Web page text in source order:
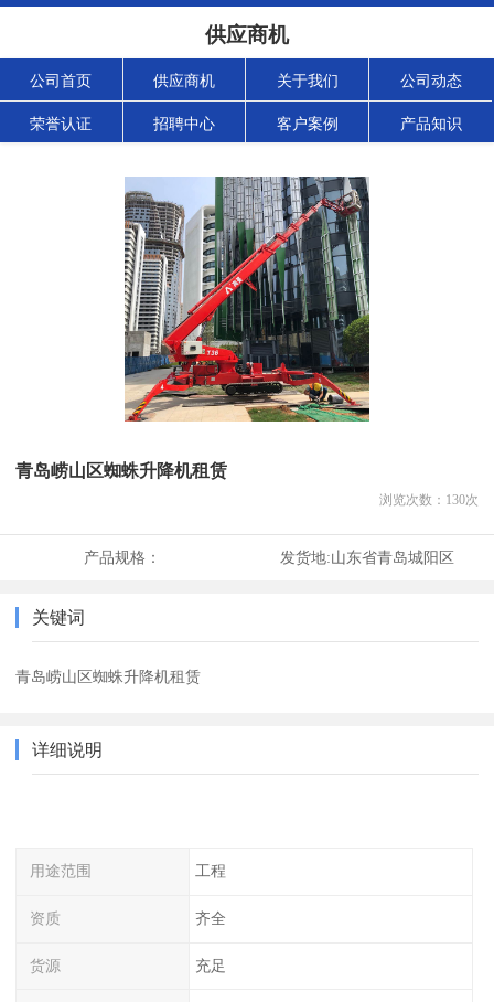
供应商机
公司首页 供应商机 关于我们 公司动态
荣誉认证 招聘中心 客户案例 产品知识
青岛崂山区蜘蛛升降机租赁
浏览次数： 130次
产品规格： 发货地:山东省青岛城阳区
关键词
青岛崂山区蜘蛛升降机租赁
详细说明
用途范围 工程
资质 齐全
货源 充足